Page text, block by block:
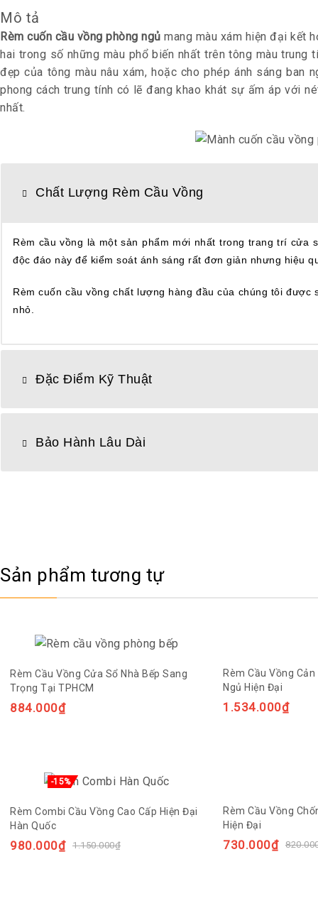
Mô tả
Rèm cuốn cầu vồng phòng ngủ mang màu xám hiện đại kết
hai trong số những màu phổ biến nhất trên tông màu
đẹp của tông màu nâu xám, hoặc cho phép ánh sáng
phong cách trung tính có lẽ đang khao khát sự ấm áp với
nhất.
Chất Lượng Rèm Cầu Vồng
Rèm cầu vồng là một sản phẩm mới nhất trong trang trí
độc đáo này để kiểm soát ánh sáng rất đơn giản nhưng hiệu
Rèm cuốn cầu vồng chất lượng hàng đầu của chúng tôi
nhỏ.
Đặc Điểm Kỹ Thuật
Bảo Hành Lâu Dài
Sản phẩm tương tự
Rèm Cầu Vồng Cửa Sổ Nhà Bếp Sang
Trọng Tại TPHCM
884.000₫
Rèm Cầu Vồng
Ngủ Hiện Đại
1.534.000₫
-15%
Rèm Combi Cầu Vồng Cao Cấp Hiện Đại
Hàn Quốc
1.150.000₫
980.000₫
Rèm Cầu Vồng
Hiện Đại
730.000₫